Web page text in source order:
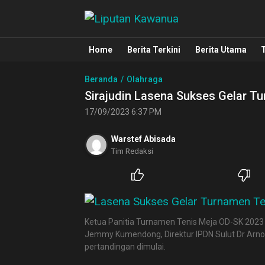
Liputan Kawanua
Berita Manado, Sulawesi Utara,
Home Berita Terkini Berita Utama
Beranda Olahraga
Sirajudin Lasena Sukses Gelar
17/09/2023 6:37 PM
Warstef Abisada
Tim Redaksi
Ketua Panitia Turnamen Tenis Meja OD-SK
Jemmy Kumendong, Direktur IPDN Sulut Dr
pertandingan dimulai.